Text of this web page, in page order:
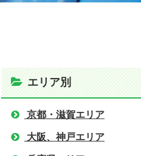
エリア別
京都・滋賀エリア
大阪、神戸エリア